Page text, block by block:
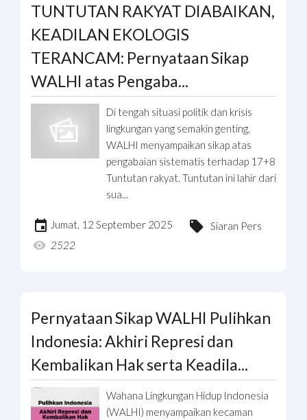
TUNTUTAN RAKYAT DIABAIKAN,
KEADILAN EKOLOGIS
TERANCAM: Pernyataan Sikap
WALHI atas Pengaba...
Di tengah situasi politik dan krisis
lingkungan yang semakin genting,
WALHI menyampaikan sikap atas
pengabaian sistematis terhadap 17+8
Tuntutan rakyat. Tuntutan ini lahir dari
sua...
Jumat, 12 September 2025
Siaran Pers
2522
Pernyataan Sikap WALHI Pulihkan
Indonesia: Akhiri Represi dan
Kembalikan Hak serta Keadila...
Wahana Lingkungan Hidup Indonesia
(WALHI) menyampaikan kecaman